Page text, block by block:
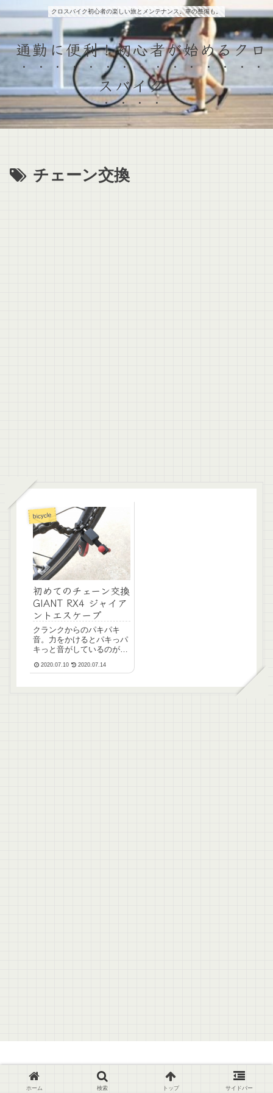
クロスバイク初心者の楽しい旅とメンテナンス。車の整備も。
通勤に便利！初心者が始めるクロ
スバイク
チェーン交換
bicycle
初めてのチェーン交換
GIANT RX4 ジャイア
ントエスケープ
クランクからのパキパキ
音。力をかけるとパキっパ
キっと音がしているのがか
をしたり、空気を入れると
2020.07.10 2020.07.14
© 2017 通勤に便利！初心者が始めるクロスバイク.
ホーム 検索 トップ サイドバー